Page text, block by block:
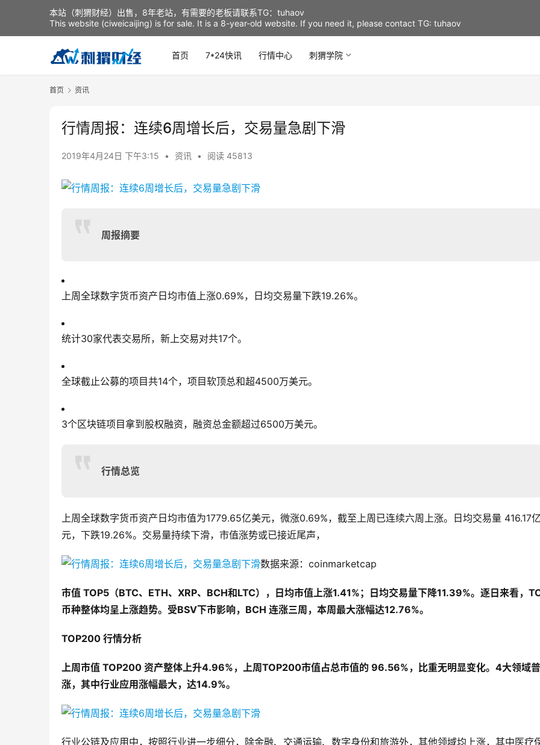
首页 7*24快讯 行情中心 刺猬学院
首页 资讯
行情周报：连续6周增长后，交易量急剧下滑
2019年4月24日 下午3:15 • 资讯 • 阅读 45813
周报摘要
上周全球数字货币资产日均市值上涨0.69%，日均交易量下跌19.26%。
统计30家代表交易所，新上交易对共17个。
全球截止公募的项目共14个，项目软顶总和超4500万美元。
3个区块链项目拿到股权融资，融资总金额超过6500万美元。
行情总览
上周全球数字货币资产日均市值为1779.65亿美元，微涨0.69%，截至上周已连续六周上涨。日均交易量 416.17
元，下跌19.26%。交易量持续下滑，市值涨势或已接近尾声，
数据来源：coinmarketcap
市值 TOP5（BTC、ETH、XRP、BCH和LTC），日均市值上涨1.41%； 日均交易量下降11.39%。 逐日 来看，
币种整体均呈上涨趋势。 受BSV下市影响，BCH 连涨三周 ，本周最大涨幅达12.76%。
TOP200 行情分析
上周市值 TOP200 资产整体上升4.96% ，上周TOP200市值占总市值的 96.56%，比重无明显变化。 4大领域普
涨，其中行业应用涨幅最大，达14.9%。
行业公链及应用中，按照行业进一步细分，除金融、交通运输、数字身份和旅游外，其他领域均上涨，其中医疗
本站（刺猬财经）出售，8年老站，有需要的老板请联系TG：tuhaov
This website (ciweicaijing) is for sale. It is a 8-year-old website. If you need it, please contact TG: tuhaov